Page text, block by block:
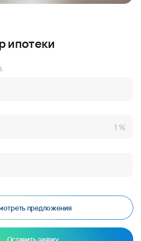
ипотеки
предложения